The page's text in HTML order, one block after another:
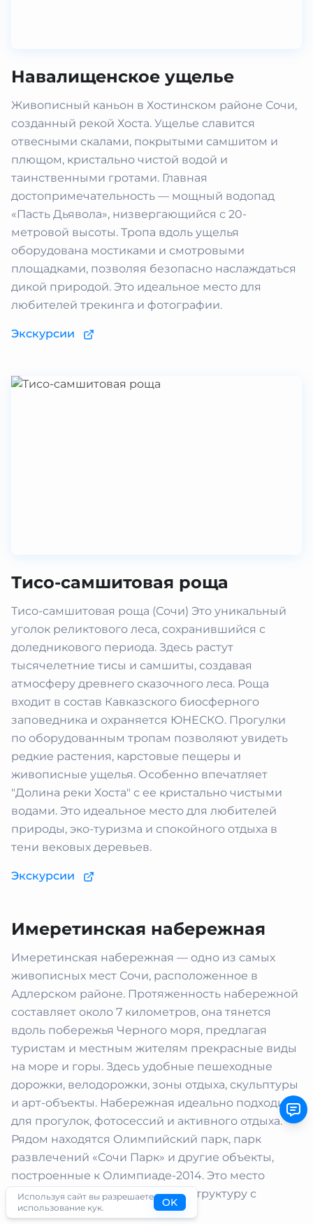
Навалищенское ущелье
Живописный каньон в Хостинском районе Сочи,
созданный рекой Хоста. Ущелье славится
отвесными скалами, покрытыми самшитом и
плющом, кристально чистой водой и
таинственными гротами. Главная
достопримечательность — мощный водопад
«Пасть Дьявола», низвергающийся с 20-
метровой высоты. Тропа вдоль ущелья
оборудована мостиками и смотровыми
площадками, позволяя безопасно наслаждаться
дикой природой. Это идеальное место для
любителей трекинга и фотографии.
Экскурсии
Тисо-самшитовая роща
Тисо-самшитовая роща (Сочи) Это уникальный
уголок реликтового леса, сохранившийся с
доледникового периода. Здесь растут
тысячелетние тисы и самшиты, создавая
атмосферу древнего сказочного леса. Роща
входит в состав Кавказского биосферного
заповедника и охраняется ЮНЕСКО. Прогулки
по оборудованным тропам позволяют увидеть
редкие растения, карстовые пещеры и
живописные ущелья. Особенно впечатляет
"Долина реки Хоста" с ее кристально чистыми
водами. Это идеальное место для любителей
природы, эко-туризма и спокойного отдыха в
тени вековых деревьев.
Экскурсии
Имеретинская набережная
Имеретинская набережная — одно из самых
живописных мест Сочи, расположенное в
Адлерском районе. Протяженность набережной
составляет около 7 километров, она тянется
вдоль побережья Черного моря, предлагая
туристам и местным жителям прекрасные виды
на море и горы. Здесь удобные пешеходные
дорожки, велодорожки, зоны отдыха, скульптуры
и арт-объекты. Набережная идеально подходит
для прогулок, фотосессий и активного отдыха.
Рядом находятся Олимпийский парк, парк
развлечений «Сочи Парк» и другие объекты,
построенные к Олимпиаде-2014. Это место
сочетает современную инфраструктуру с
природной красотой.
Используя сайт вы разрешаете
использование кук.
OK